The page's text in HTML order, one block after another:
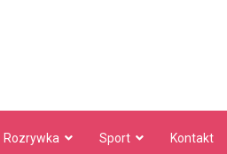
Rozrywka Sport Kontakt